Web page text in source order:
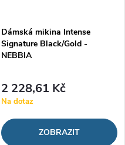
Dámská mikina Intense
Signature Black/Gold -
NEBBIA
2 228,61 Kč
Na dotaz
ZOBRAZIT